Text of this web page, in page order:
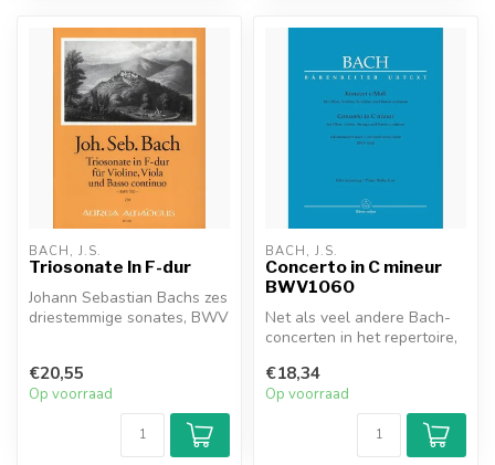
BACH, J.S.
Triosonate In F-dur
Johann Sebastian Bachs zes
driestemmige sonates, BWV
€20,55
Op voorraad
BACH, J.S.
Concerto in C mineur
BWV1060
Net als veel andere Bach-
concerten in het repertoire,
€18,34
Op voorraad